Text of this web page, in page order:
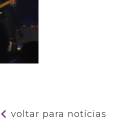
voltar para notícias